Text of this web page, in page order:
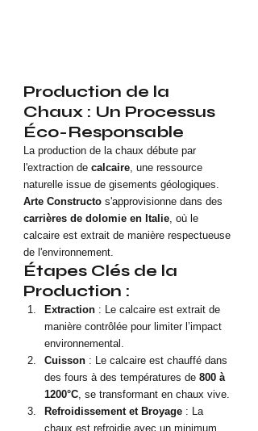
Production de la
Chaux : Un Processus
Éco-Responsable
La production de la chaux débute par
l'extraction de calcaire, une ressource
naturelle issue de gisements géologiques.
Arte Constructo s'approvisionne dans des
carrières de dolomie en Italie, où le
calcaire est extrait de manière respectueuse
de l'environnement.
Étapes Clés de la
Production :
Extraction : Le calcaire est extrait de
manière contrôlée pour limiter l’impact
environnemental.
Cuisson : Le calcaire est chauffé dans
des fours à des températures de 800 à
1200°C, se transformant en chaux vive.
Refroidissement et Broyage : La
chaux est refroidie avec un minimum